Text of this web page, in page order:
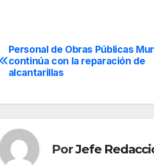
Navegación
de
Personal de Obras Públicas
continúa con la reparación de
alcantarillas
PorJefe